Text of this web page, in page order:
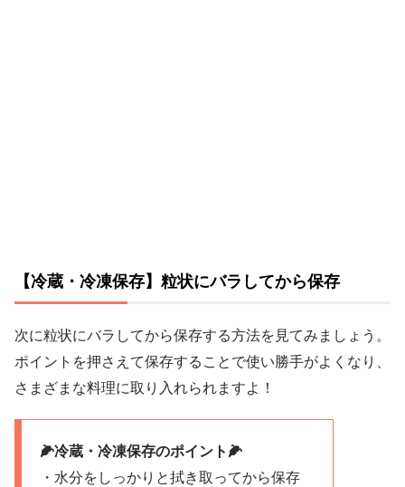
【冷蔵・冷凍保存】粒状にバラしてから保存
次に粒状にバラしてから保存する方法を見てみましょう。
ポイントを押さえて保存することで使い勝手がよくなり、
さまざまな料理に取り入れられますよ！
🌽冷蔵・冷凍保存のポイント🌽
・水分をしっかりと拭き取ってから保存